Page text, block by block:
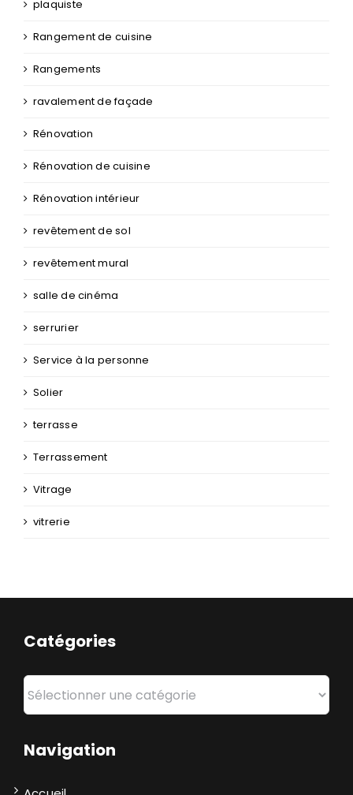
plaquiste
Rangement de cuisine
Rangements
ravalement de façade
Rénovation
Rénovation de cuisine
Rénovation intérieur
revêtement de sol
revêtement mural
salle de cinéma
serrurier
Service à la personne
Solier
terrasse
Terrassement
Vitrage
vitrerie
Catégories
Catégories
Navigation